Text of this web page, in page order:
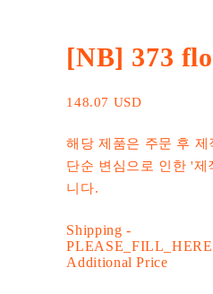
[NB] 373
148.07 USD
해당 제품은 주문 후
단순 변심으로 인한 '
니다.
Shipping-
PLEASE_FILL_HERE
Additional Price